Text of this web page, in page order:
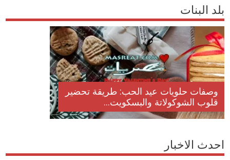
بلد البنات
وصفات حلويات عيد الحب: طريقة تحضير
قلوب الشوكولاتة والبسكويت...
احدث الاخبار